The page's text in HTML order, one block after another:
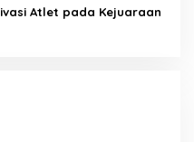
Atlet pada Kejuaraan